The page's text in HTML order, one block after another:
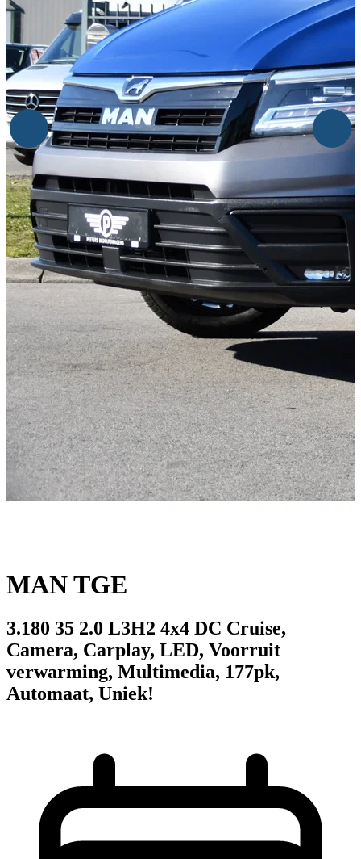
MAN TGE
3.180 35 2.0 L3H2 4x4 DC Cruise,
Camera, Carplay, LED, Voorruit
verwarming, Multimedia, 177pk,
Automaat, Uniek!